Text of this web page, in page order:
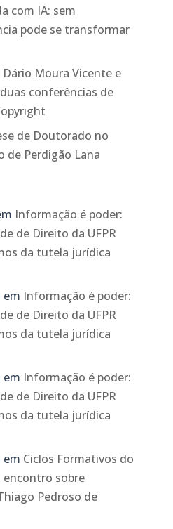
com IA: sem
pode se transformar
Moura Vicente e
conferências de
de Doutorado no
de Perdigão Lana
Informação é poder:
de Direito da UFPR
da tutela jurídica
em Informação é poder:
de Direito da UFPR
da tutela jurídica
em Informação é poder:
de Direito da UFPR
da tutela jurídica
em Ciclos Formativos do
encontro sobre
Pedroso de